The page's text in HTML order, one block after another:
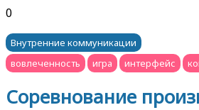
0
Внутренние коммуникации
вовлеченность
игра интерфейс
Соревнование